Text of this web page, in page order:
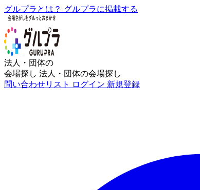
グルプラとは？ グルプラに掲載する
法人・団体の
会場探し 法人・団体の会場探し
問い合わせリスト
ログイン 新規登録